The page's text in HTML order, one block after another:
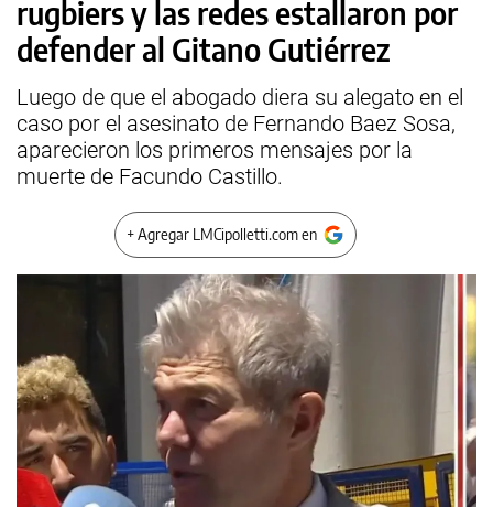
rugbiers y las redes estallaron por
defender al Gitano Gutiérrez
Luego de que el abogado diera su alegato en el
caso por el asesinato de Fernando Baez Sosa,
aparecieron los primeros mensajes por la
muerte de Facundo Castillo.
+ Agregar LMCipolletti.com en